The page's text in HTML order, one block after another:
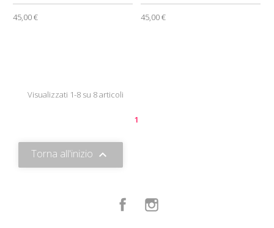
45,00 € 45,00 €
Visualizzati 1-8 su 8 articoli
1
Torna all'inizio 
Facebook